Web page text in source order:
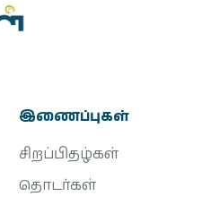
இணைப்புகள்
சிறப்பிதழ்கள்
தொடர்கள்